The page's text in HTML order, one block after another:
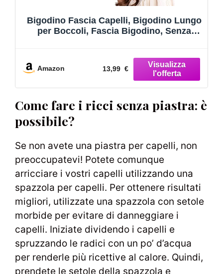
Bigodino Fascia Capelli, Bigodino Lungo
per Boccoli, Fascia Bigodino, Senza
Lunghi(Rosa)
Amazon 13,99 €
Come fare i ricci senza piastra: è
possibile?
Se non avete una piastra per capelli, non
preoccupatevi! Potete comunque
arricciare i vostri capelli utilizzando una
spazzola per capelli. Per ottenere risultati
migliori, utilizzate una spazzola con setole
morbide per evitare di danneggiare i
capelli. Iniziate dividendo i capelli e
spruzzando le radici con un po’ d’acqua
per renderle più ricettive al calore. Quindi,
prendete le setole della spazzola e